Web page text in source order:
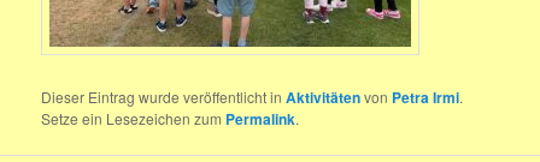
Dieser Eintrag wurde veröffentlicht inAktivitätenvon Petra Irmi.
Setze ein Lesezeichen zum Permalink.